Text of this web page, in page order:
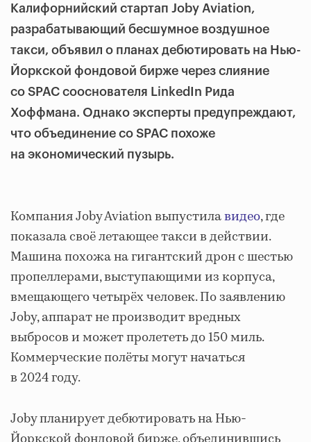
Калифорнийский стартап Joby Aviation,
разрабатывающий бесшумное воздушное
такси, объявил о планах дебютировать на Нью-
Йоркской фондовой бирже через слияние
со SPAC сооснователя LinkedIn Рида
Хоффмана. Однако эксперты предупреждают,
что объединение со SPAC похоже
на экономический пузырь.
Компания Joby Aviation выпустилавидео, где
показала своё летающее такси в действии.
Машина похожа на гигантский дрон с шестью
пропеллерами, выступающими из корпуса,
вмещающего четырёх человек. По заявлению
Joby, аппарат не производит вредных
выбросов и может пролететь до 150 миль.
Коммерческие полёты могут начаться
в 2024 году.
Joby планирует дебютировать на Нью-